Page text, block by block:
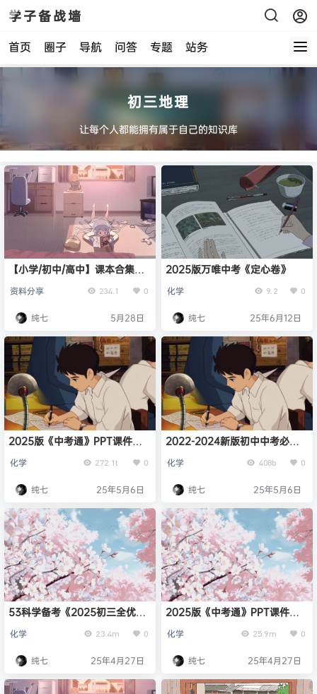
学子备战墙
首页 圈子 导航 问答 专题 站务
初三地理
让每个人都能拥有属于自己的知识库
【小学/初中/高中】课本合集
资料分享 234.1 0
纯七 5月28日
2025版万唯中考《定心卷》
化学 9.2 0
纯七 25年6月12日
2025版《中考通》PPT课件
化学 272.1t 0
纯七 25年5月6日
2022-2024新版初中中考必刷
化学 408b 0
纯七 25年5月6日
53科学备考《2025初三全优卷·
化学 23.4m 0
纯七 25年4月27日
2025版《中考通》PPT课件
化学 25.9m 0
纯七 25年4月27日